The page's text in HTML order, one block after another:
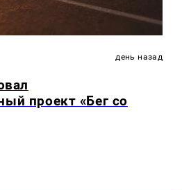
день назад
проект «Бег со